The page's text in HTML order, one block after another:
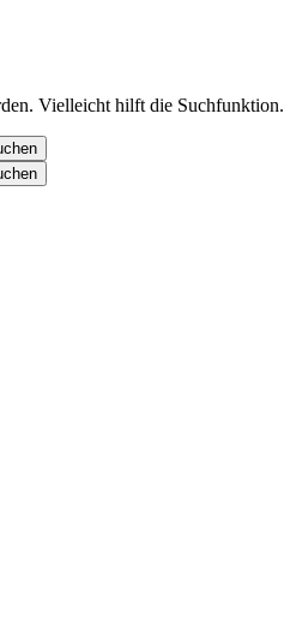
Vielleicht hilft die Suchfunktion.